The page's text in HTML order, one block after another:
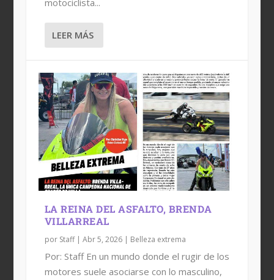
LEER MÁS
LA REINA DEL ASFALTO, BRENDA
VILLARREAL
por Staff| Abr 5, 2026| Belleza extrema
Por: Staff En un mundo donde el rugir de los
motores suele asociarse con lo masculino,